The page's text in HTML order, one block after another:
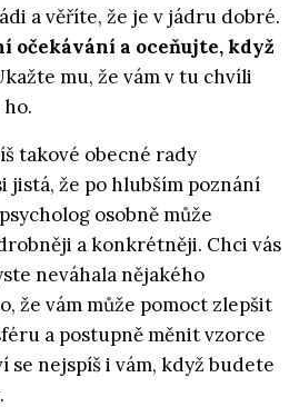
a věříte, že je v jádru dobré.
očekávání a oceňujte, když
mu, že vám v tu chvíli
takové obecné rady
jistá, že po hlubším poznání
osobně může
a konkrétněji. Chci vás
neváhala nějakého
že vám může pomoct zlepšit
a postupně měnit vzorce
se nejspíš i vám, když budete